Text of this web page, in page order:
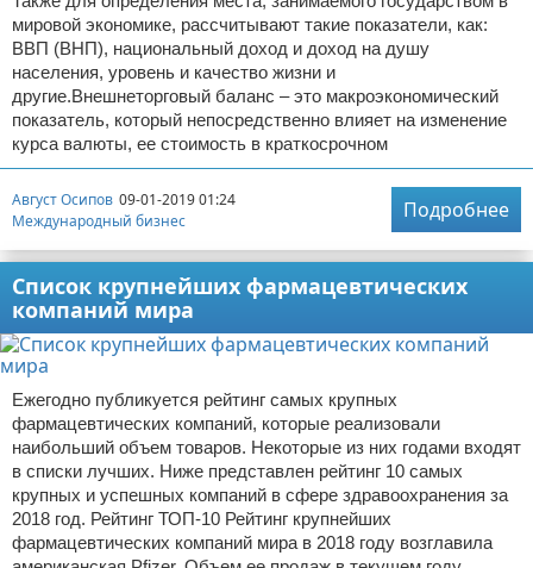
мировой экономике, рассчитывают такие показатели, как:
ВВП (ВНП), национальный доход и доход на душу
населения, уровень и качество жизни и
другие.Внешнеторговый баланс – это макроэкономический
показатель, который непосредственно влияет на изменение
курса валюты, ее стоимость в краткосрочном
Август Осипов 09-01-2019 01:24
Международный бизнес
Подробнее
Список крупнейших фармацевтических
компаний мира
Ежегодно публикуется рейтинг самых крупных
фармацевтических компаний, которые реализовали
наибольший объем товаров. Некоторые из них годами входят
в списки лучших. Ниже представлен рейтинг 10 самых
крупных и успешных компаний в сфере здравоохранения за
2018 год. Рейтинг ТОП-10 Рейтинг крупнейших
фармацевтических компаний мира в 2018 году возглавила